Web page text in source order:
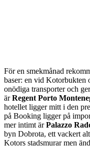
För en smekmånad
baser: en vid Kotorbukten
onödiga transporter och
ärRegent Porto
hotellet ligger mitt i den
på Booking ligger på
mer intimt ärPalazzo
byn Dobrota, ett vackert
Kotors stadsmurar men